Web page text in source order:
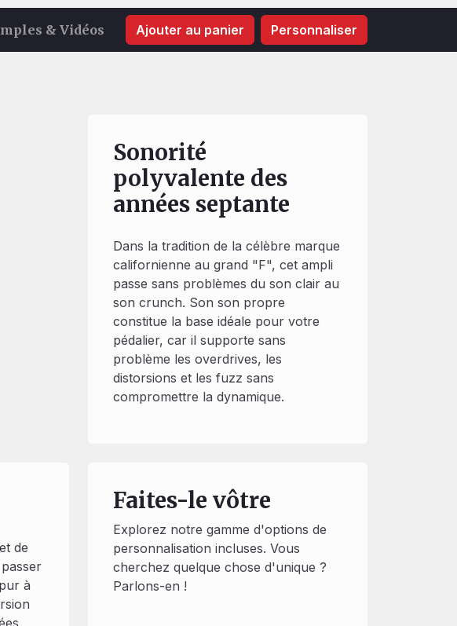
& Vidéos Ajouter au panier Personnaliser
Sonorité
polyvalente des
années septante
Dans la tradition de la célèbre marque
californienne au grand "F", cet ampli
passe sans problèmes du son clair au
son crunch. Son son propre
constitue la base idéale pour votre
pédalier, car il supporte sans
problème les overdrives, les
distorsions et les fuzz sans
compromettre la dynamique.
de
à
Faites-le vôtre
Explorez notre gamme d'options de
personnalisation incluses. Vous
cherchez quelque chose d'unique ?
Parlons-en !